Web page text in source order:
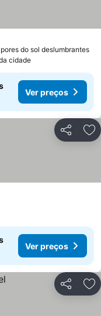
do sol deslumbrantes
cidade
Ver preços
Partilhar
Ver preços
Partilhar